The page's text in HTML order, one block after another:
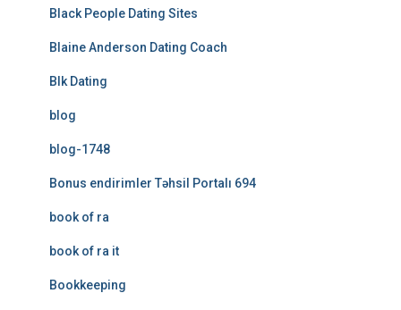
Black People Dating Sites
Blaine Anderson Dating Coach
Blk Dating
blog
blog-1748
Bonus endirimler Təhsil Portalı 694
book of ra
book of ra it
Bookkeeping